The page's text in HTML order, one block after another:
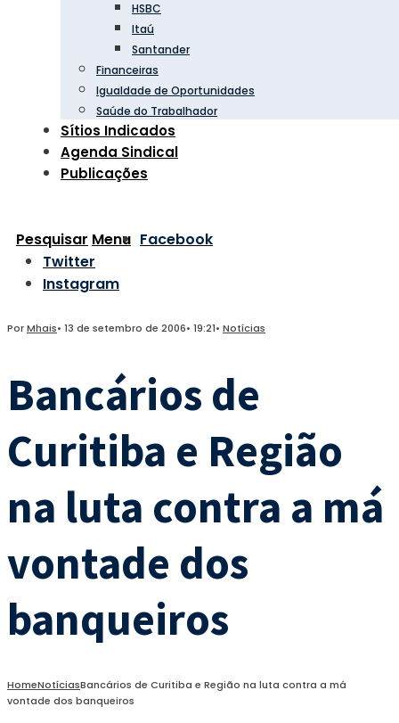
HSBC
Itaú
Santander
Financeiras
Igualdade de Oportunidades
Saúde do Trabalhador
Sítios Indicados
Agenda Sindical
Publicações
Pesquisar Menu Facebook
Twitter
Instagram
PorMhais• 13 de setembro de 2006• 19:21• Notícias
Bancários de
Curitiba e Região
na luta contra a má
vontade dos
banqueiros
HomeNotíciasBancários de Curitiba e Região na luta contra a má
vontade dos banqueiros